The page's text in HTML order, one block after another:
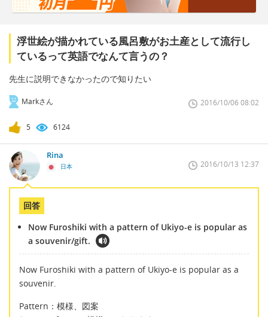
浮世絵が描かれている風呂敷がお土産として流行し
ているって英語でなんて言うの？
先生に説明できなかったので知りたい
Markさん 2016/10/06 08:02
5 6124
Rina
日本 2016/10/13 12:37
回答
Now Furoshiki with a pattern of Ukiyo-e is popular as
a souvenir/gift.
Now Furoshiki with a pattern of Ukiyo-e is popular as a
souvenir.
Pattern：模様、図案